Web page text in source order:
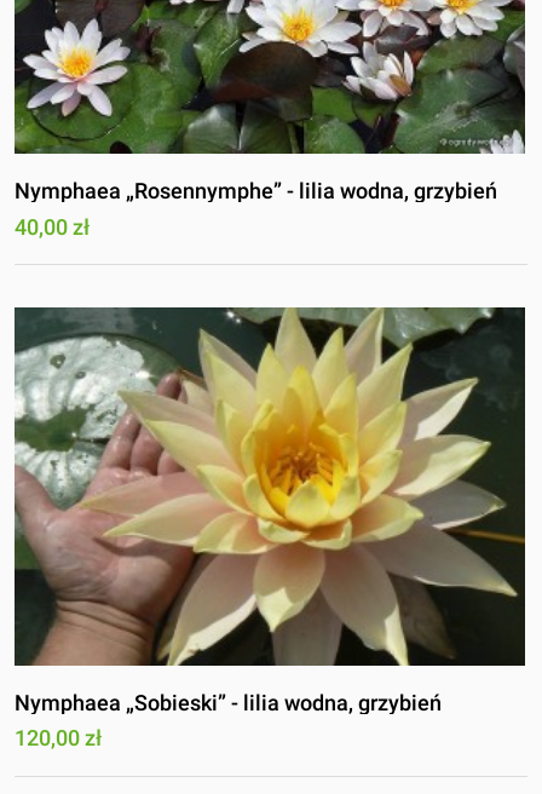
Nymphaea „Rosennymphe” - lilia wodna, grzybień
40,00 zł
Nymphaea „Sobieski” - lilia wodna, grzybień
120,00 zł